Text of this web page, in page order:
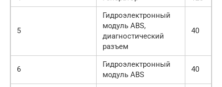
5
Гидроэлектронный
модуль ABS,
диагностический
разъем
40
6
Гидроэлектронный
модуль ABS
40